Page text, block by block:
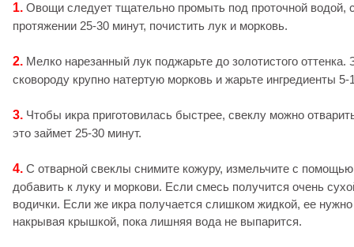
1. Овощи следует тщательно промыть под проточной водой,
протяжении 25-30 минут, почистить лук и морковь.
2. Мелко нарезанный лук поджарьте до золотистого оттенка.
сковороду крупно натертую морковь и жарьте ингредиенты 5-
3. Чтобы икра приготовилась быстрее, свеклу можно
это займет 25-30 минут.
4. С отварной свеклы снимите кожуру, измельчите с помощью
добавить к луку и моркови. Если смесь получится очень
водички. Если же икра получается слишком жидкой, ее
накрывая крышкой, пока лишняя вода не выпарится.